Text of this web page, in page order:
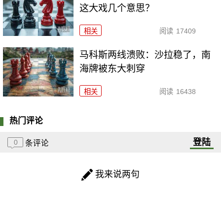
这大戏几个意思？
相关 阅读 17409
马科斯两线溃败：沙拉稳了，南
海牌被东大刺穿
相关 阅读 16438
热门评论
0 条评论 登陆
我来说两句